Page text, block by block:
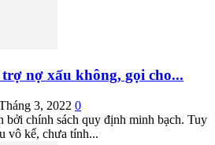
nợ xấu không, gọi cho...
3, 2022 0
bởi chính sách quy định minh bạch. Tuy
vô kể, chưa tính...